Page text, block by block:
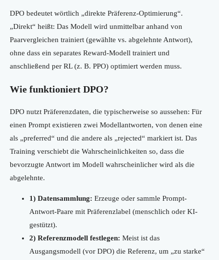
DPO bedeutet wörtlich „direkte Präferenz-Optimierung“.
„Direkt“ heißt: Das Modell wird unmittelbar anhand von
Paarvergleichen trainiert (gewählte vs. abgelehnte Antwort),
ohne dass ein separates Reward-Modell trainiert und
anschließend per RL (z. B. PPO) optimiert werden muss.
Wie funktioniert DPO?
DPO nutzt Präferenzdaten, die typischerweise so aussehen: Für
einen Prompt existieren zwei Modellantworten, von denen eine
als „preferred“ und die andere als „rejected“ markiert ist. Das
Training verschiebt die Wahrscheinlichkeiten so, dass die
bevorzugte Antwort im Modell wahrscheinlicher wird als die
abgelehnte.
1) Datensammlung: Erzeuge oder sammle Prompt-
Antwort-Paare mit Präferenzlabel (menschlich oder KI-
gestützt).
2) Referenzmodell festlegen: Meist ist das
Ausgangsmodell (vor DPO) die Referenz, um „zu starke“